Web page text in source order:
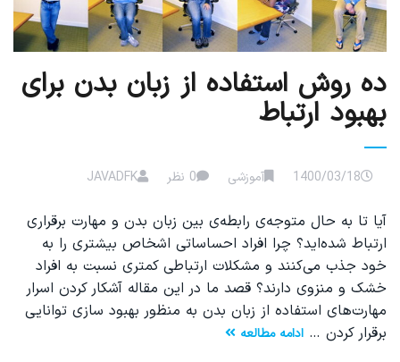
ده روش استفاده از زبان بدن برای
بهبود ارتباط
1400/03/18 آموزشی 0 نظر JAVADFK
آیا تا به حال متوجه‌ی رابطه‌ی بین زبان بدن و مهارت برقراری
ارتباط شده‌اید؟ چرا افراد احساساتی اشخاص بیشتری را به
خود جذب می‌کنند و مشکلات ارتباطی کمتری نسبت به افراد
خشک و منزوی دارند؟ قصد ما در این مقاله آشکار کردن اسرار
مهارت‌های استفاده از زبان بدن به منظور بهبود سازی توانایی
برقرار کردن … ادامه مطالعه